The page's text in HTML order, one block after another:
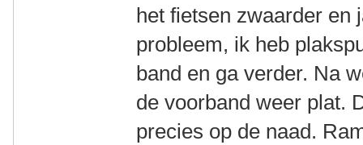
het fietsen zwaarder en
probleem, ik heb
band en ga verder. Na
de voorband weer plat.
precies op de naad.